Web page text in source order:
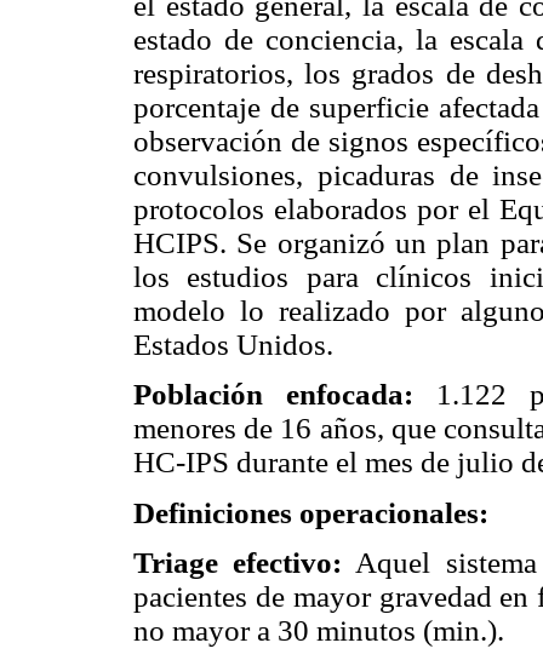
estado de conciencia, la
respiratorios, los grados de
porcentaje de superficie
observación de signos
convulsiones, picaduras de
protocolos elaborados por el
HCIPS. Se organizó un plan
los estudios para clínicos
modelo lo realizado por
Estados Unidos.
Población enfocada: 1.122
menores de 16 años, que
HC-IPS durante el mes de julio
Definiciones operacionales:
Triage efectivo: Aquel
pacientes de mayor gravedad
no mayor a 30 minutos (min.).